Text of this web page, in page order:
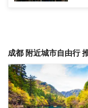
成都 附近城市自由行